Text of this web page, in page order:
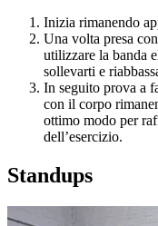
Inizia rimanendo
Una volta presa
utilizzare la banda
sollevarti e
In seguito prova a
con il corpo
ottimo modo per
dell’esercizio.
Standups